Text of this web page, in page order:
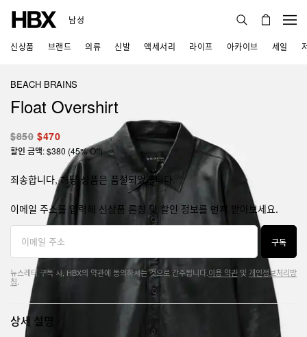
남성
신상품 브랜드 의류 신발 액세서리 라이프 아카이브 세일
BEACH BRAINS
Float Overshirt
$850 $470
할인 금액: $380 (45% Off)
죄송합니다, 해당 상품은 품절되었습니다.
이메일 주소를 입력해 신상품 론칭 및 할인 정보를 먼저 받아보세요.
구독
뉴스레터 구독 시, HBX의 약관에 동의하시는 것으로 간주됩니다. 이용 약관 및 개인정보처리방
침
상세 설명